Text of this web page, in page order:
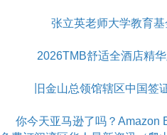
张立英老师大学教育基
2026TMB舒适全酒店精
旧金山总领馆辖区中国签
你今天亚马逊了吗？Amazon